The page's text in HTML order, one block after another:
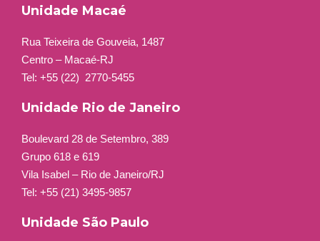
Unidade Macaé
Rua Teixeira de Gouveia, 1487
Centro – Macaé-RJ
Tel: +55 (22) 2770-5455
Unidade Rio de Janeiro
Boulevard 28 de Setembro, 389
Grupo 618 e 619
Vila Isabel – Rio de Janeiro/RJ
Tel: +55 (21) 3495-9857
Unidade São Paulo